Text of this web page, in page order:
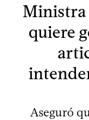
Ministra
quiere
Aseguró